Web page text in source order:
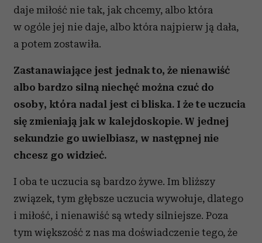
daje miłość nie tak, jak chcemy, albo która
w ogóle jej nie daje, albo która najpierw ją dała,
a potem zostawiła.
Zastanawiające jest jednak to, że nienawiść
albo bardzo silną niechęć można czuć do
osoby, która nadal jest ci bliska. I że te uczucia
się zmieniają jak w kalejdoskopie. W jednej
sekundzie go uwielbiasz, w następnej nie
chcesz go widzieć.
I oba te uczucia są bardzo żywe. Im bliższy
związek, tym głębsze uczucia wywołuje, dlatego
i miłość, i nienawiść są wtedy silniejsze. Poza
tym większość z nas ma doświadczenie tego, że